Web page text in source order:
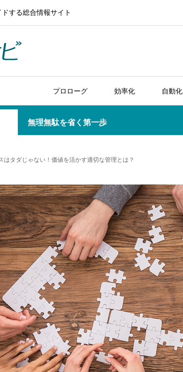
する総合情報サイト
プロローグ 効率化 自動化
無理無駄を省く第一歩
はタダじゃない！価値を活かす適切な管理とは？